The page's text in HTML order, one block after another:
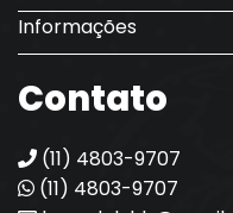
Informações
Contato
(11) 4803-9707
(11) 4803-9707